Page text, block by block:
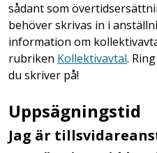
sådant som
behöver skrivas in i
information om
rubriken Kollektivavtal.
du skriver på!
Uppsägningstid
Jag är